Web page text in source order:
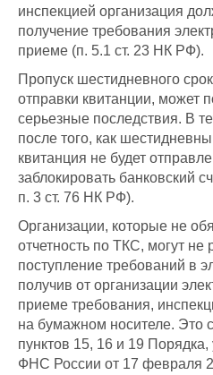
инспекцией организация
получение требования
приеме (п. 5.1 ст. 23 НК РФ).
Пропуск шестидневного
отправки квитанции, может
серьезные последствия. В
после того, как
квитанция не будет
заблокировать банковский
п. 3 ст. 76 НК РФ).
Организации, которые не
отчетность по ТКС, могут не
поступление требований в
получив от организации
приеме требования,
на бумажном носителе. Это
пунктов 15, 16 и 19
ФНС России от 17 февраля